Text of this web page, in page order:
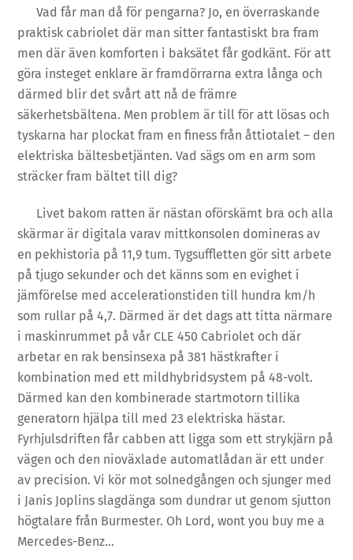
Vad får man då för pengarna? Jo, en överraskande
praktisk cabriolet där man sitter fantastiskt bra fram
men där även komforten i baksätet får godkänt. För att
göra insteget enklare är framdörrarna extra långa och
därmed blir det svårt att nå de främre
säkerhetsbältena. Men problem är till för att lösas och
tyskarna har plockat fram en finess från åttiotalet – den
elektriska bältesbetjänten. Vad sägs om en arm som
sträcker fram bältet till dig?
Livet bakom ratten är nästan oförskämt bra och alla
skärmar är digitala varav mittkonsolen domineras av
en pekhistoria på 11,9 tum. Tygsuffletten gör sitt arbete
på tjugo sekunder och det känns som en evighet i
jämförelse med accelerationstiden till hundra km/h
som rullar på 4,7. Därmed är det dags att titta närmare
i maskinrummet på vår CLE 450 Cabriolet och där
arbetar en rak bensinsexa på 381 hästkrafter i
kombination med ett mildhybridsystem på 48-volt.
Därmed kan den kombinerade startmotorn tillika
generatorn hjälpa till med 23 elektriska hästar.
Fyrhjulsdriften får cabben att ligga som ett strykjärn på
vägen och den nioväxlade automatlådan är ett under
av precision. Vi kör mot solnedgången och sjunger med
i Janis Joplins slagdänga som dundrar ut genom sjutton
högtalare från Burmester. Oh Lord, wont you buy me a
Mercedes-Benz…